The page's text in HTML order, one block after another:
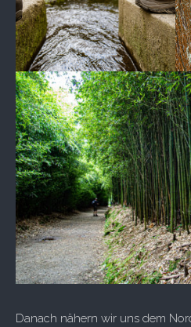
Danach nähern wir uns dem